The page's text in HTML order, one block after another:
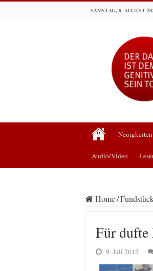
SAMSTAG, 8. AUGUST
Neuigkeiten
Audio/Video
Home/
Für
9. Juli 2012